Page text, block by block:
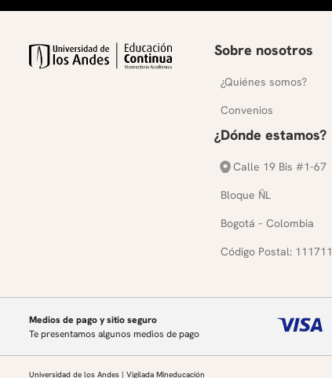
Sobre nosotros
¿Quiénes somos?
Convenios
¿Dónde estamos?
Calle 19 Bis #1-67
Bloque ÑL
Bogotá – Colombia
Código Postal: 111711
Medios de pago y sitio seguro
Te presentamos algunos medios de pago
Universidad de los Andes | Vigilada Mineducación